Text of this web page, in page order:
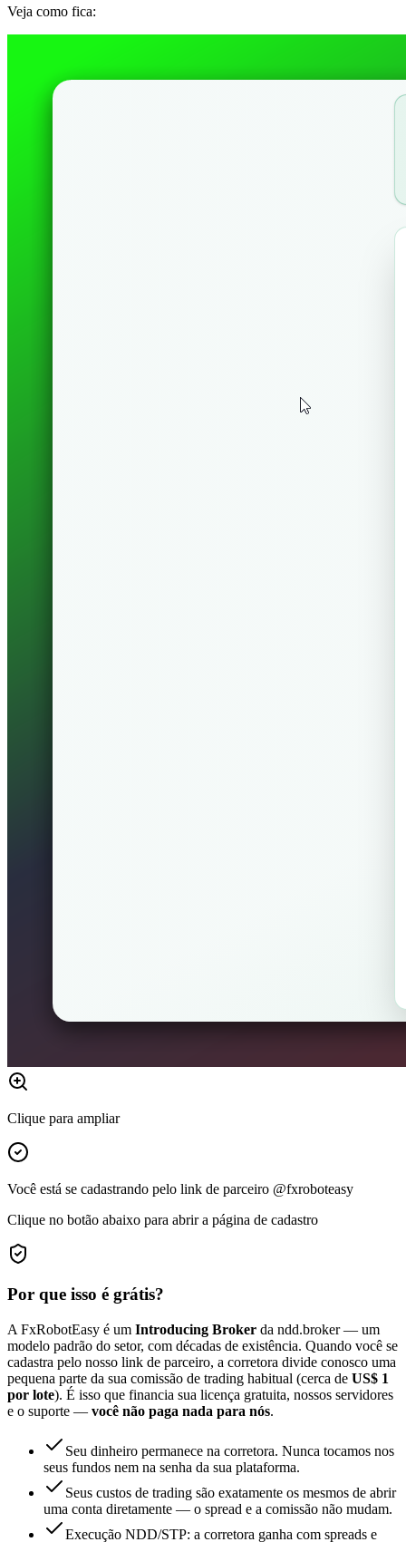
Veja como fica:
Clique para ampliar
Você está se cadastrando pelo link de parceiro @fxroboteasy
Clique no botão abaixo para abrir a página de cadastro
Por que isso é grátis?
A FxRobotEasy é um Introducing Broker da ndd.broker — um
modelo padrão do setor, com décadas de existência. Quando você se
cadastra pelo nosso link de parceiro, a corretora divide conosco uma
pequena parte da sua comissão de trading habitual (cerca de US$ 1
por lote). É isso que financia sua licença gratuita, nossos servidores
e o suporte — você não paga nada para nós.
Seu dinheiro permanece na corretora. Nunca tocamos nos
seus fundos nem na senha da sua plataforma.
Seus custos de trading são exatamente os mesmos de abrir
uma conta diretamente — o spread e a comissão não mudam.
Execução NDD/STP: a corretora ganha com spreads e